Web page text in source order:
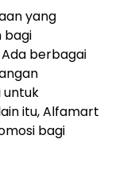
yang
bagi
berbagai
untuk
itu, Alfamart
bagi